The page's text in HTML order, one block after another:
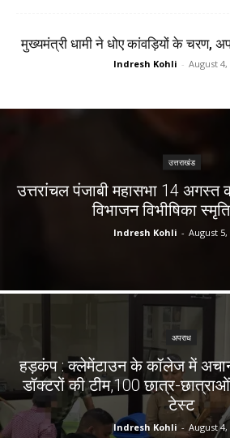
मुख्यमंत्री धामी ने धोए कांवड़ियों के चरण,
Indresh Kohli - August 4,
उत्तराखंड
उत्तरांचल पंजाबी महासभा 14 अगस्त को
विभाजन विभीषिका
Indresh Kohli - August 5,
अपराध
हड़कंप : क्लेमेंटाउन के कॉलेज में
डॉक्टरों की टीम,100 छात्र-
टेस्ट
Indresh Kohli - August 4,